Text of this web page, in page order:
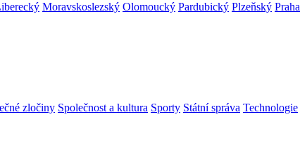
Moravskoslezský Olomoucký Pardubický Plzeňský Praha
zločiny Společnost a kultura Sporty Státní správa Technologie